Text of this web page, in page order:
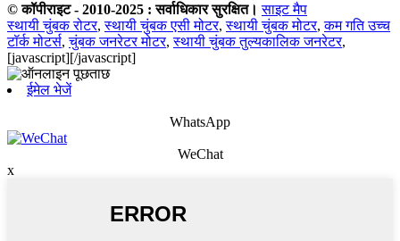
© कॉपीराइट - 2010-2025 : सर्वाधिकार सुरक्षित। साइट मैप
स्थायी चुंबक रोटर,स्थायी चुंबक एसी मोटर,स्थायी चुंबक मोटर,कम गति उच्च
टॉर्क मोटर्स,चुंबक जनरेटर मोटर,स्थायी चुंबक तुल्यकालिक जनरेटर,
[javascript][/javascript]
ईमेल भेजें
WhatsApp
WeChat
x